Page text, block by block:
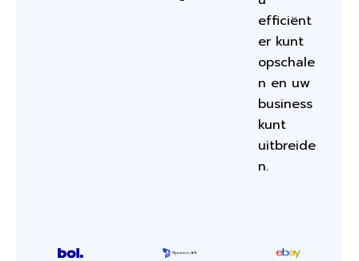
efficiënt
er kunt
opschale
n en uw
business
kunt
uitbreide
n.